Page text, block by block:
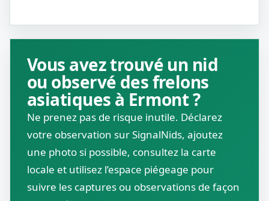
Vous avez trouvé un nid
ou observé des frelons
asiatiques à Ermont ?
Ne prenez pas de risque inutile. Déclarez
votre observation sur SignalNids, ajoutez
une photo si possible, consultez la carte
locale et utilisez l’espace piégeage pour
suivre les captures ou observations de façon